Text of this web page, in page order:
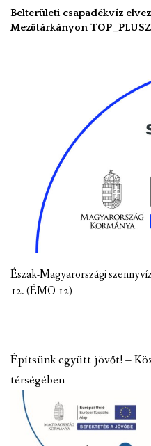
Belterületi csapadékvíz
Mezőtárkányon
Észak-Magyarországi
12. (ÉMO 12)
Építsünk együtt jövőt! –
térségében